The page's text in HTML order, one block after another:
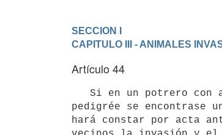
SECCION I
CAPITULO III - ANIMALES
Artículo 44
pedigrée se
hará constar por acta